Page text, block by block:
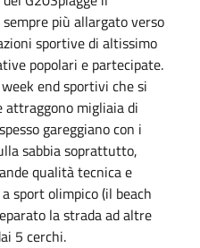
più allargato verso
sportive di altissimo
popolari e partecipate.
end sportivi che si
attraggono migliaia di
gareggiano con i
sabbia soprattutto,
qualità tecnica e
sport olimpico (il beach
la strada ad altre
5 cerchi.